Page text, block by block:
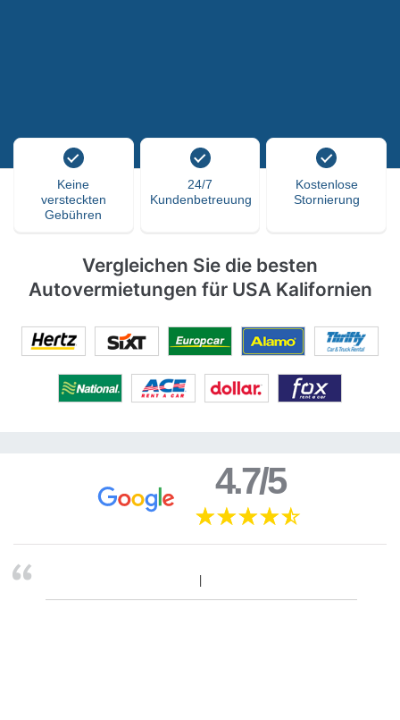
Keine
versteckten
Gebühren
24/7
Kundenbetreuung
Kostenlose
Stornierung
Vergleichen Sie die besten
Autovermietungen für USA Kalifornien
4.7/5